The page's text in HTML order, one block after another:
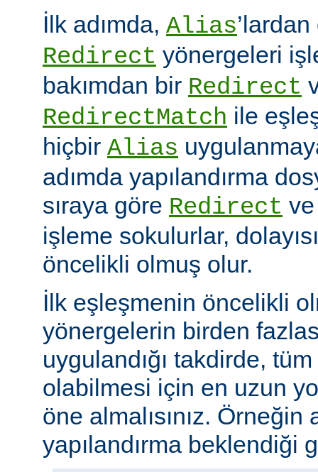
İlk adımda, Alias
Redirect yönergeleri
bakımdan bir Redirect
RedirectMatch ile
hiçbir Alias
adımda yapılandırma
sıraya göre Redirect
işleme sokulurlar,
öncelikli olmuş olur.
İlk eşleşmenin öncelikli
yönergelerin birden
uygulandığı takdirde,
olabilmesi için en uzun
öne almalısınız. Örneğin
yapılandırma beklendiği